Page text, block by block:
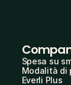
Spesa su
Modalità di
Everli Plus